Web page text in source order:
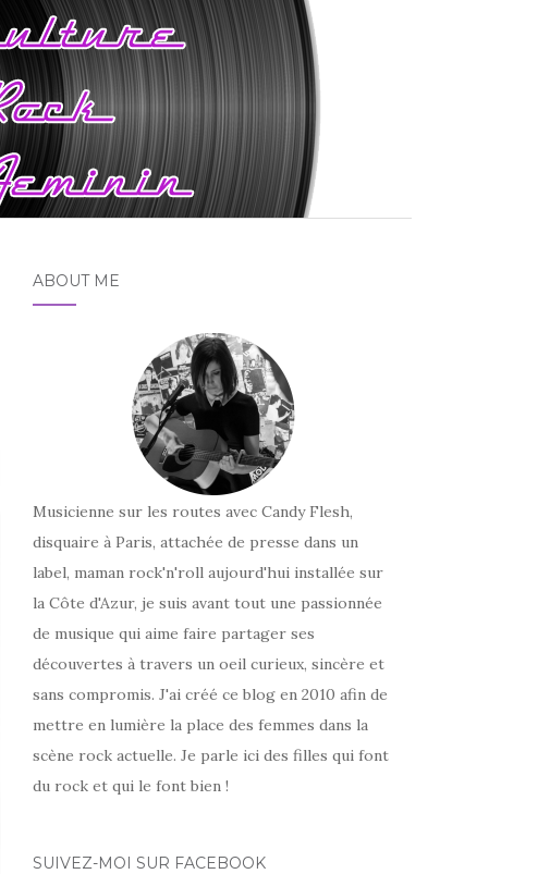
ABOUT ME
Musicienne sur les routes avec Candy Flesh,
disquaire à Paris, attachée de presse dans un
label, maman rock'n'roll aujourd'hui installée sur
la Côte d'Azur, je suis avant tout une passionnée
de musique qui aime faire partager ses
découvertes à travers un oeil curieux, sincère et
sans compromis. J'ai créé ce blog en 2010 afin de
mettre en lumière la place des femmes dans la
scène rock actuelle. Je parle ici des filles qui font
du rock et qui le font bien !
SUIVEZ-MOI SUR FACEBOOK